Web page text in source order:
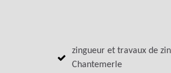
zingueur et travaux de
Chantemerle